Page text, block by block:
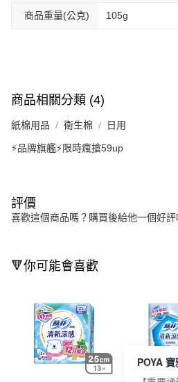
商品重量(公克) 105g
商品相關分類 (4)
紙棉用品 衛生棉 日用
⚡️品牌旗艦⚡️限時瘋搶59up
評價
喜歡這個商品嗎？購買後給他一個好評
🔻你可能會喜歡
POYA 寶